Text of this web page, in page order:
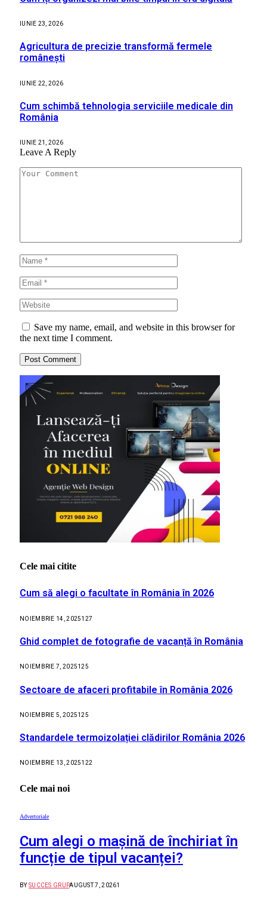
IUNIE 23, 2026
Agricultura de precizie transformă fermele
românești
IUNIE 22, 2026
Cum schimbă tehnologia serviciile medicale din
România
IUNIE 21, 2026
Leave A Reply
Save my name, email, and website in this browser for
the next time I comment.
Cele mai citite
Cum să alegi o facultate în România în 2026
NOIEMBRIE 14, 2025127
Ghid complet de fotografie de vacanță în România
NOIEMBRIE 7, 2025125
Sectoare de afaceri profitabile în România 2026
NOIEMBRIE 5, 2025125
Standardele termoizolației clădirilor România 2026
NOIEMBRIE 13, 2025122
Cele mai noi
Advertoriale
Cum alegi o mașină de închiriat în
funcție de tipul vacanței?
BY SUCCES GRUPAUGUST 7, 20261